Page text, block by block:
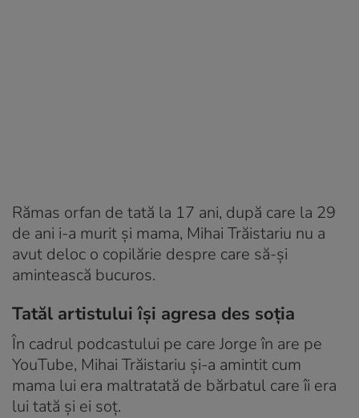
Rămas orfan de tată la 17 ani, după care la 29
de ani i-a murit și mama, Mihai Trăistariu nu a
avut deloc o copilărie despre care să-și
amintească bucuros.
Tatăl artistului își agresa des soția
În cadrul podcastului pe care Jorge în are pe
YouTube, Mihai Trăistariu și-a amintit cum
mama lui era maltratată de bărbatul care îi era
lui tată și ei soț.